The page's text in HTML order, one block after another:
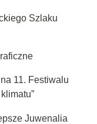
Szlaku
11. Festiwalu
Juwenalia